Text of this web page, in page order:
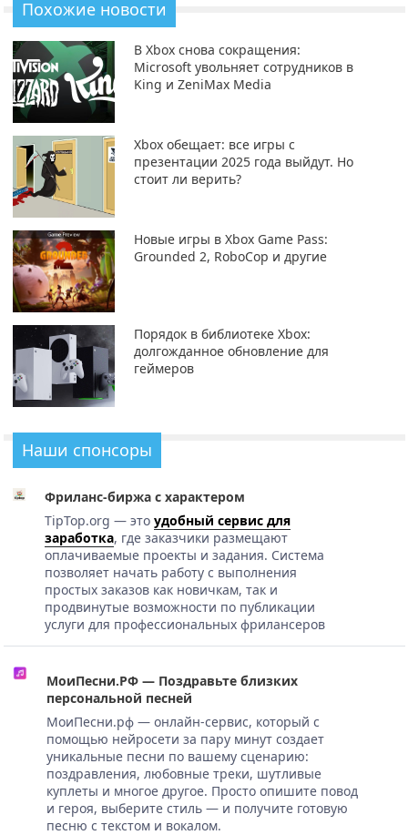
Похожие новости
В Xbox снова сокращения:
Microsoft увольняет сотрудников в
King и ZeniMax Media
Xbox обещает: все игры с
презентации 2025 года выйдут. Но
стоит ли верить?
Новые игры в Xbox Game Pass:
Grounded 2, RoboCop и другие
Порядок в библиотеке Xbox:
долгожданное обновление для
геймеров
Наши спонсоры
Фриланс-биржа с характером
TipTop.org — это удобный сервис для
заработка, где заказчики размещают
оплачиваемые проекты и задания. Система
позволяет начать работу с выполнения
простых заказов как новичкам, так и
продвинутые возможности по публикации
услуги для профессиональных фрилансеров
МоиПесни.РФ — Поздравьте близких
персональной песней
МоиПесни.рф — онлайн-сервис, который с
помощью нейросети за пару минут создает
уникальные песни по вашему сценарию:
поздравления, любовные треки, шутливые
куплеты и многое другое. Просто опишите повод
и героя, выберите стиль — и получите готовую
песню с текстом и вокалом.